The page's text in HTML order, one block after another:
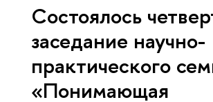
Cостоялось
заседание научно-
практического
«Понимающая